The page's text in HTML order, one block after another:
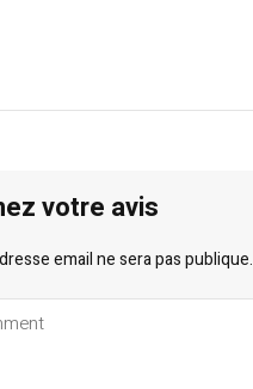
votre avis
email ne sera pas publique.